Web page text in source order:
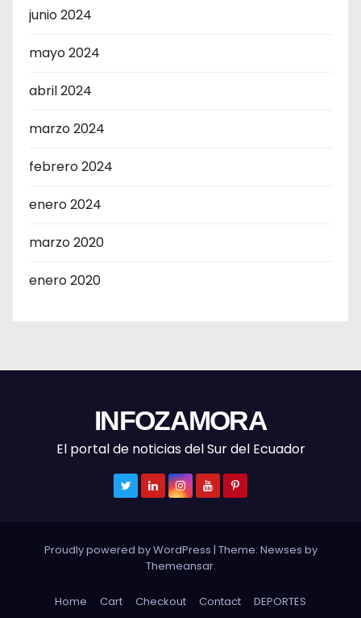
junio 2024
mayo 2024
abril 2024
marzo 2024
febrero 2024
enero 2024
marzo 2020
enero 2020
INFOZAMORA
El portal de noticias del Sur del Ecuador
Proudly powered by WordPress | Theme: Newses by
Themeansar.
Home Cart Checkout Contact DEPORTES